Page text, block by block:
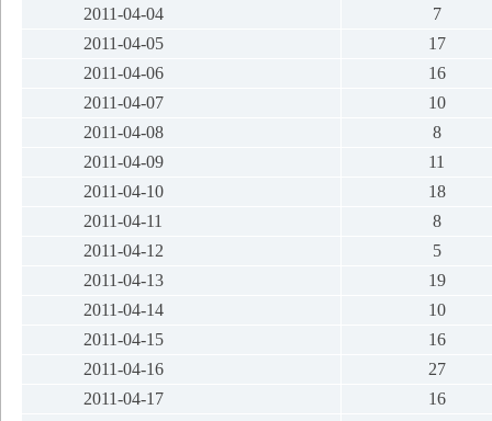
2011-04-04
7
2011-04-05
17
2011-04-06
16
2011-04-07
10
2011-04-08
8
2011-04-09
11
2011-04-10
18
2011-04-11
8
2011-04-12
5
2011-04-13
19
2011-04-14
10
2011-04-15
16
2011-04-16
27
2011-04-17
16